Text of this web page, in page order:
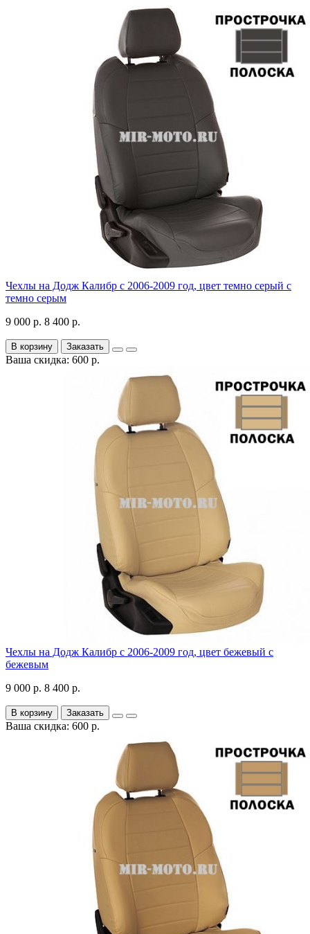
Чехлы на Додж Калибр с 2006-2009 год, цвет темно серый с
темно серым
9 000 р. 8 400 р.
В корзину Заказать
Ваша скидка: 600 р.
Чехлы на Додж Калибр с 2006-2009 год, цвет бежевый с
бежевым
9 000 р. 8 400 р.
В корзину Заказать
Ваша скидка: 600 р.